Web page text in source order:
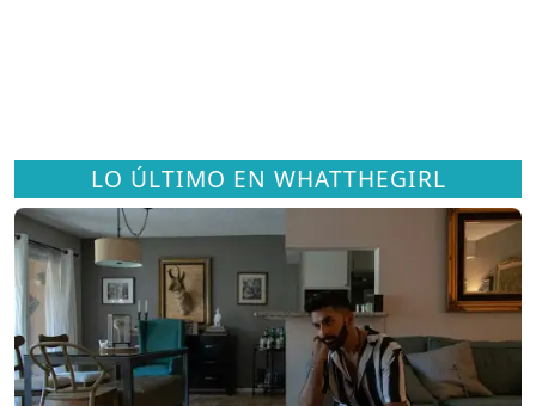
LO ÚLTIMO EN WHATTHEGIRL